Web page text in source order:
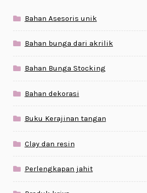
Bahan Asesoris unik
Bahan bunga dari akrilik
Bahan Bunga Stocking
Bahan dekorasi
Buku Kerajinan tangan
Clay dan resin
Perlengkapan jahit